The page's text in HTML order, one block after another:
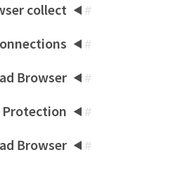
#
collect?
#
#
Browser?
#
#
Browser?